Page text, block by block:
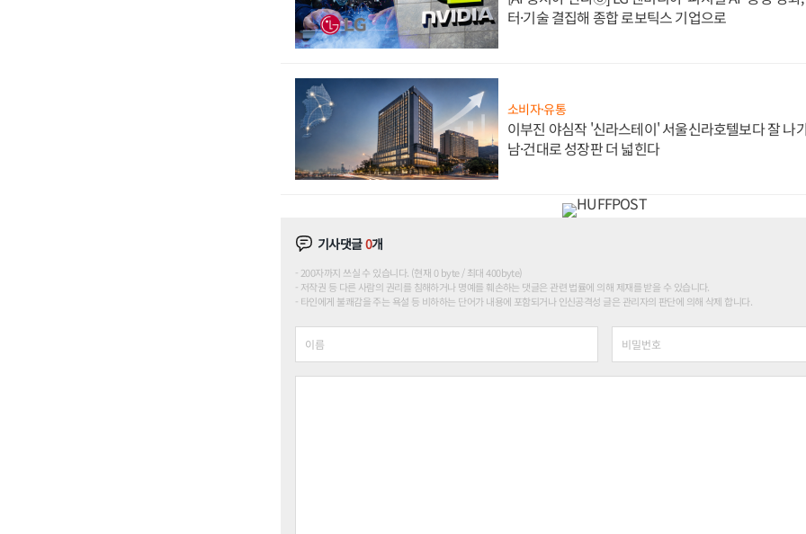
터·기술 결집해 종합 로보틱스 기업으로
소비자·유통
이부진 야심작 '신라스테이' 서울신라호텔보다 잘 나
남·건대로 성장판 더 넓힌다
기사댓글0개
200자까지 쓰실 수 있습니다. (현재 0 byte / 최대 400byte)
저작권 등 다른 사람의 권리를 침해하거나 명예를 훼손하는 댓글은 관련 법률에 의해 제재를 받을 수 있습니다.
타인에게 불쾌감을 주는 욕설 등 비하하는 단어가 내용에 포함되거나 인신공격성 글은 관리자의 판단에 의해 삭제 합니다.